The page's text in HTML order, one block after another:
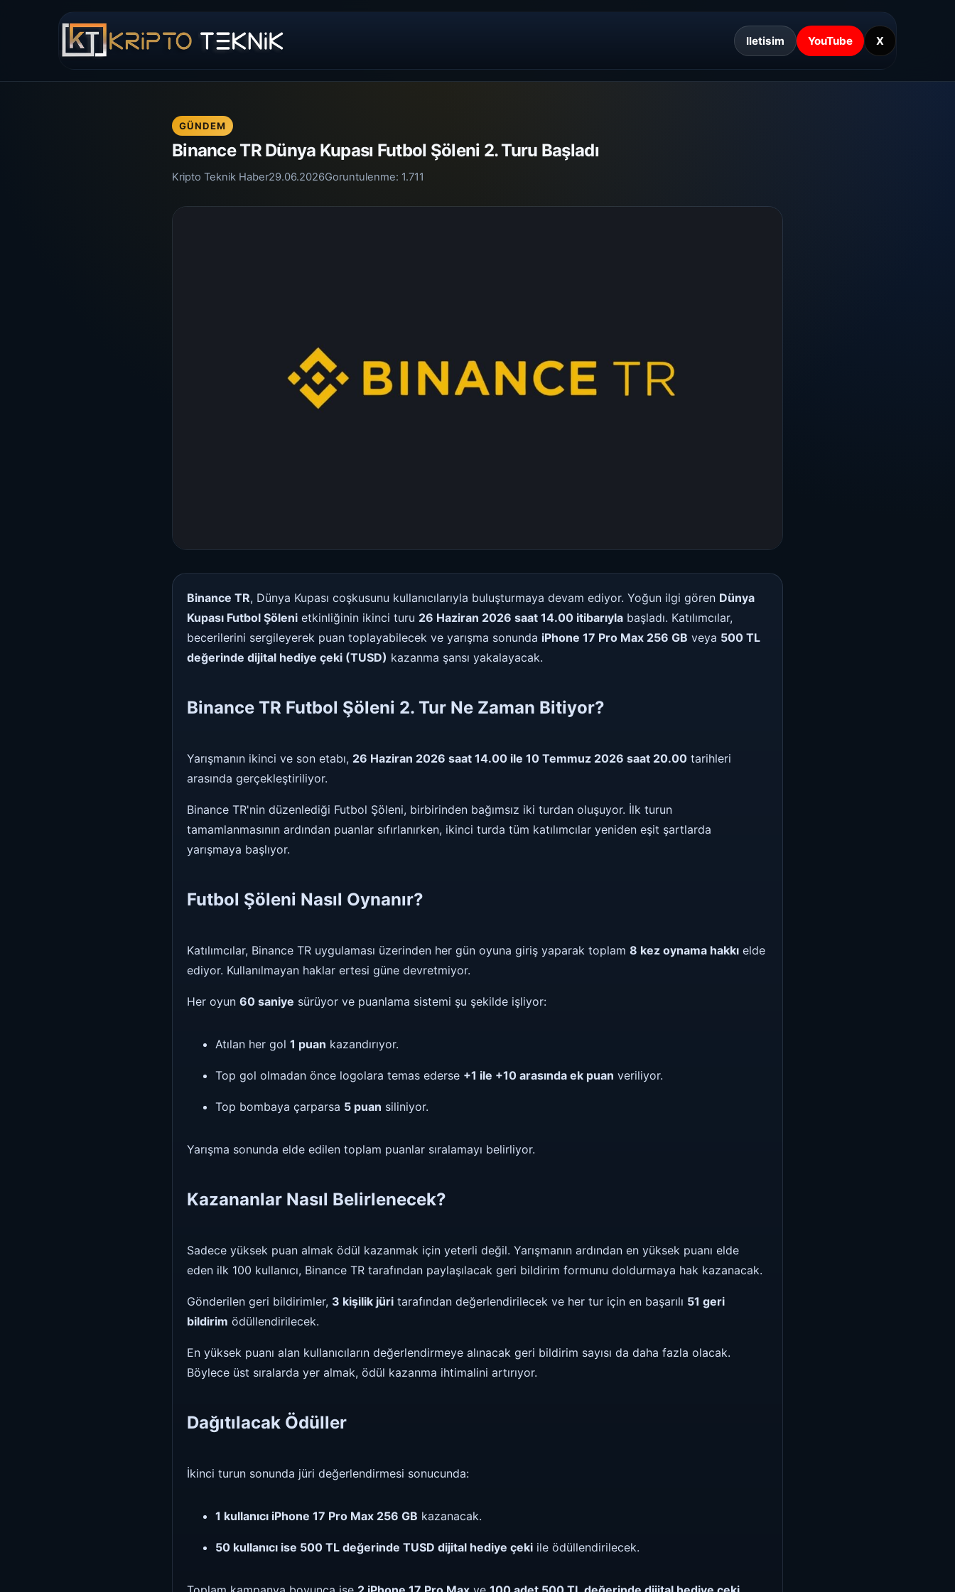
Iletisim YouTube X
GÜNDEM
Binance TR Dünya Kupası Futbol Şöleni 2. Turu Başladı
Kripto Teknik Haber29.06.2026Goruntulenme: 1.711
Binance TR, Dünya Kupası coşkusunu kullanıcılarıyla buluşturmaya devam ediyor. Yoğun ilgi gören Dünya
Kupası Futbol Şöleni etkinliğinin ikinci turu 26 Haziran 2026 saat 14.00 itibarıyla başladı. Katılımcılar,
becerilerini sergileyerek puan toplayabilecek ve yarışma sonunda iPhone 17 Pro Max 256 GB veya 500 TL
değerinde dijital hediye çeki (TUSD) kazanma şansı yakalayacak.
Binance TR Futbol Şöleni 2. Tur Ne Zaman Bitiyor?
Yarışmanın ikinci ve son etabı, 26 Haziran 2026 saat 14.00 ile 10 Temmuz 2026 saat 20.00 tarihleri
arasında gerçekleştiriliyor.
Binance TR'nin düzenlediği Futbol Şöleni, birbirinden bağımsız iki turdan oluşuyor. İlk turun
tamamlanmasının ardından puanlar sıfırlanırken, ikinci turda tüm katılımcılar yeniden eşit şartlarda
yarışmaya başlıyor.
Futbol Şöleni Nasıl Oynanır?
Katılımcılar, Binance TR uygulaması üzerinden her gün oyuna giriş yaparak toplam 8 kez oynama hakkı elde
ediyor. Kullanılmayan haklar ertesi güne devretmiyor.
Her oyun 60 saniye sürüyor ve puanlama sistemi şu şekilde işliyor:
Atılan her gol 1 puan kazandırıyor.
Top gol olmadan önce logolara temas ederse +1 ile +10 arasında ek puan veriliyor.
Top bombaya çarparsa 5 puan siliniyor.
Yarışma sonunda elde edilen toplam puanlar sıralamayı belirliyor.
Kazananlar Nasıl Belirlenecek?
Sadece yüksek puan almak ödül kazanmak için yeterli değil. Yarışmanın ardından en yüksek puanı elde
eden ilk 100 kullanıcı, Binance TR tarafından paylaşılacak geri bildirim formunu doldurmaya hak kazanacak.
Gönderilen geri bildirimler, 3 kişilik jüri tarafından değerlendirilecek ve her tur için en başarılı 51 geri
bildirim ödüllendirilecek.
En yüksek puanı alan kullanıcıların değerlendirmeye alınacak geri bildirim sayısı da daha fazla olacak.
Böylece üst sıralarda yer almak, ödül kazanma ihtimalini artırıyor.
Dağıtılacak Ödüller
İkinci turun sonunda jüri değerlendirmesi sonucunda:
1 kullanıcı iPhone 17 Pro Max 256 GB kazanacak.
50 kullanıcı ise 500 TL değerinde TUSD dijital hediye çeki ile ödüllendirilecek.